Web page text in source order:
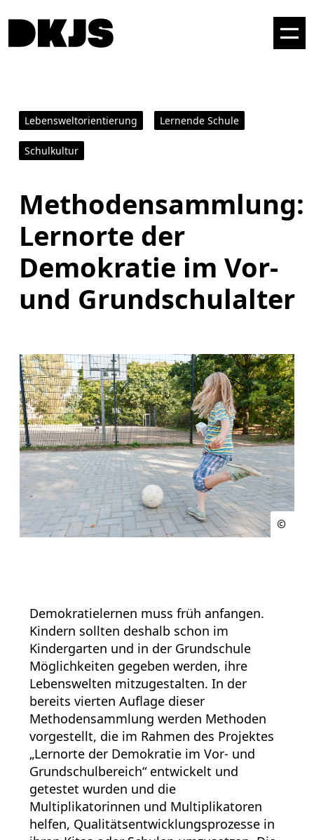
Lebensweltorientierung Lernende Schule
Schulkultur
Methodensammlung:
Lernorte der
Demokratie im Vor-
und Grundschulalter
Demokratielernen muss früh anfangen.
Kindern sollten deshalb schon im
Kindergarten und in der Grundschule
Möglichkeiten gegeben werden, ihre
Lebenswelten mitzugestalten. In der
bereits vierten Auflage dieser
Methodensammlung werden Methoden
vorgestellt, die im Rahmen des Projektes
„Lernorte der Demokratie im Vor- und
Grundschulbereich“ entwickelt und
getestet wurden und die
Multiplikatorinnen und Multiplikatoren
helfen, Qualitätsentwicklungsprozesse in